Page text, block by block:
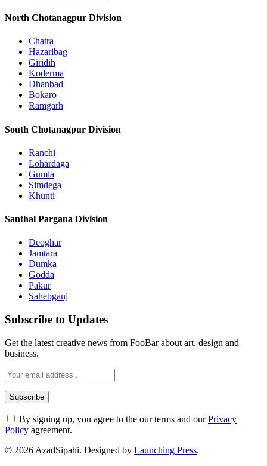
North Chotanagpur Division
Chatra
Hazaribag
Giridih
Koderma
Dhanbad
Bokaro
Ramgarh
South Chotanagpur Division
Ranchi
Lohardaga
Gumla
Simdega
Khunti
Santhal Pargana Division
Deoghar
Jamtara
Dumka
Godda
Pakur
Sahebganj
Subscribe to Updates
Get the latest creative news from FooBar about art, design and
business.
By signing up, you agree to the our terms and ourPrivacy
Policy agreement.
© 2026 AzadSipahi. Designed by Launching Press.